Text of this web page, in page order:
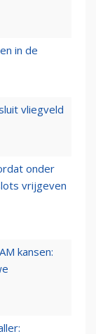
in de
vliegveld
onder
vrijgeven
kansen: